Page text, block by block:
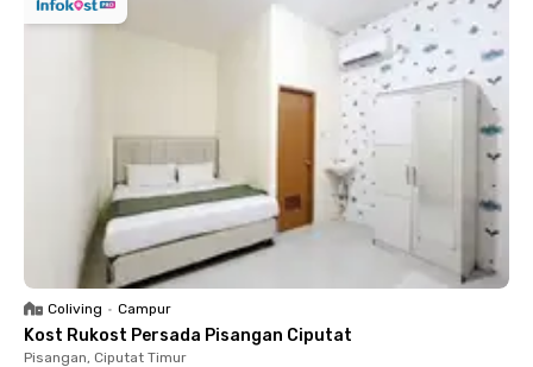
Coliving • Campur
Kost Rukost Persada Pisangan Ciputat
Pisangan, Ciputat Timur